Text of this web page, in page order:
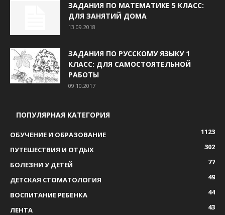
ЗАДАНИЯ ПО МАТЕМАТИКЕ 5 КЛАСС:
ДЛЯ ЗАНЯТИЙ ДОМА
13.09.2018
ЗАДАНИЯ ПО РУССКОМУ ЯЗЫКУ 1
КЛАСС: ДЛЯ САМОСТОЯТЕЛЬНОЙ
РАБОТЫ
09.10.2017
ПОПУЛЯРНАЯ КАТЕГОРИЯ
ОБУЧЕНИЕ И ОБРАЗОВАНИЕ
1123
ПУТЕШЕСТВИЯ И ОТДЫХ
302
БОЛЕЗНИ У ДЕТЕЙ
77
ДЕТСКАЯ СТОМАТОЛОГИЯ
49
ВОСПИТАНИЕ РЕБЕНКА
44
ЛЕНТА
43